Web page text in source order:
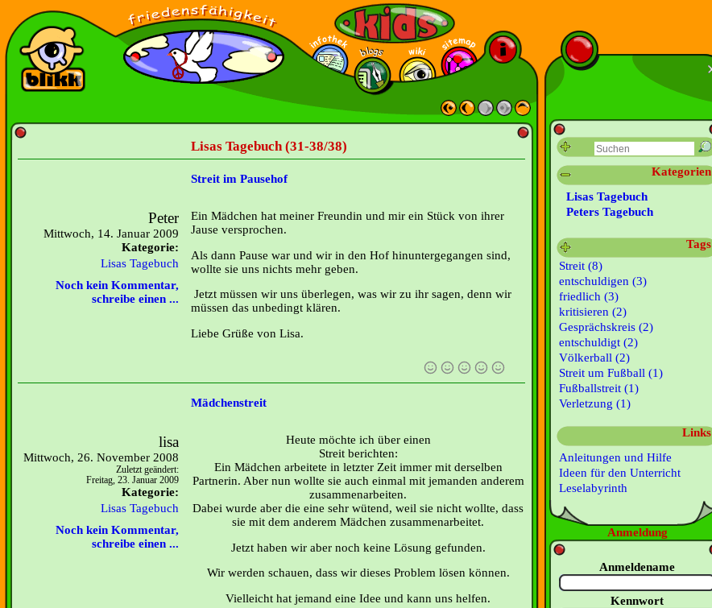
Lisas Tagebuch (31-38/38)
Streit im Pausehof
Peter
Mittwoch, 14. Januar 2009
Kategorie:
Lisas Tagebuch
Noch kein Kommentar,
schreibe einen ...
Ein Mädchen hat meiner Freundin und mir ein Stück von ihrer
Jause versprochen.
Als dann Pause war und wir in den Hof hinuntergegangen sind,
wollte sie uns nichts mehr geben.
Jetzt müssen wir uns überlegen, was wir zu ihr sagen, denn wir
müssen das unbedingt klären.
Liebe Grüße von Lisa.
Mädchenstreit
lisa
Mittwoch, 26. November 2008
Zuletzt geändert:
Freitag, 23. Januar 2009
Kategorie:
Lisas Tagebuch
Noch kein Kommentar,
schreibe einen ...
Heute möchte ich über einen
Streit berichten:
Ein Mädchen arbeitete in letzter Zeit immer mit derselben
Partnerin. Aber nun wollte sie auch einmal mit jemanden anderem
zusammenarbeiten.
Dabei wurde aber die eine sehr wütend, weil sie nicht wollte, dass
sie mit dem anderem Mädchen zusammenarbeitet.
Jetzt haben wir aber noch keine Lösung gefunden.
Wir werden schauen, dass wir dieses Problem lösen können.
Vielleicht hat jemand eine Idee und kann uns helfen.
Kategorien
Lisas Tagebuch
Peters Tagebuch
Tags
Streit (8)
entschuldigen (3)
friedlich (3)
kritisieren (2)
Gesprächskreis (2)
entschuldigt (2)
Völkerball (2)
Streit um Fußball (1)
Fußballstreit (1)
Verletzung (1)
Links
Anleitungen und Hilfe
Ideen für den Unterricht
Leselabyrinth
Anmeldung
Anmeldename
Kennwort